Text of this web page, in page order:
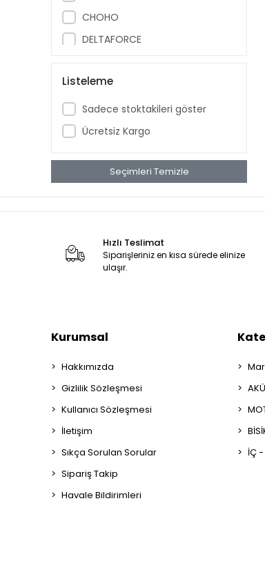
CHOHO
DELTAFORCE
Mondial
OEM
OSKAR
TONDAR
Zongshen
Listeleme
Sadece stoktakileri göster
Ücretsiz Kargo
Seçimleri Temizle
Hızlı Teslimat
Siparişleriniz en kısa sürede elinize
ulaşır.
Kurumsal
Hakkımızda
Gizlilik Sözleşmesi
Kullanıcı Sözleşmesi
İletişim
Sıkça Sorulan Sorular
Sipariş Takip
Havale Bildirimleri
İÇ -